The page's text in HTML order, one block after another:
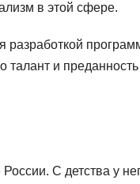
в этой сфере.
и
С детства у